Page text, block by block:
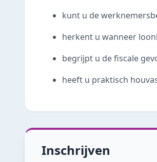
kunt u de
herkent u wanneer
begrijpt u de fiscale
heeft u praktisch
Inschrijven